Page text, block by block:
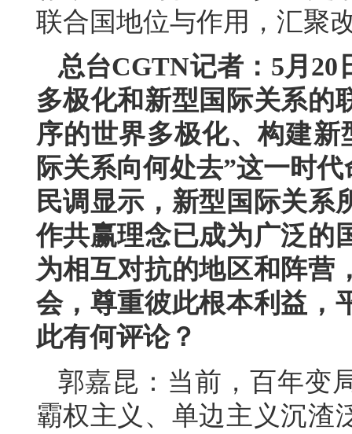
联合国地位与作用，汇聚
总台CGTN记者：5月
多极化和新型国际关系的
序的世界多极化、构建
际关系向何处去”这一时
民调显示，新型国际关系
作共赢理念已成为广泛的
为相互对抗的地区和阵营
会，尊重彼此根本利益，
此有何评论？
郭嘉昆：当前，百年变
霸权主义、单边主义沉渣